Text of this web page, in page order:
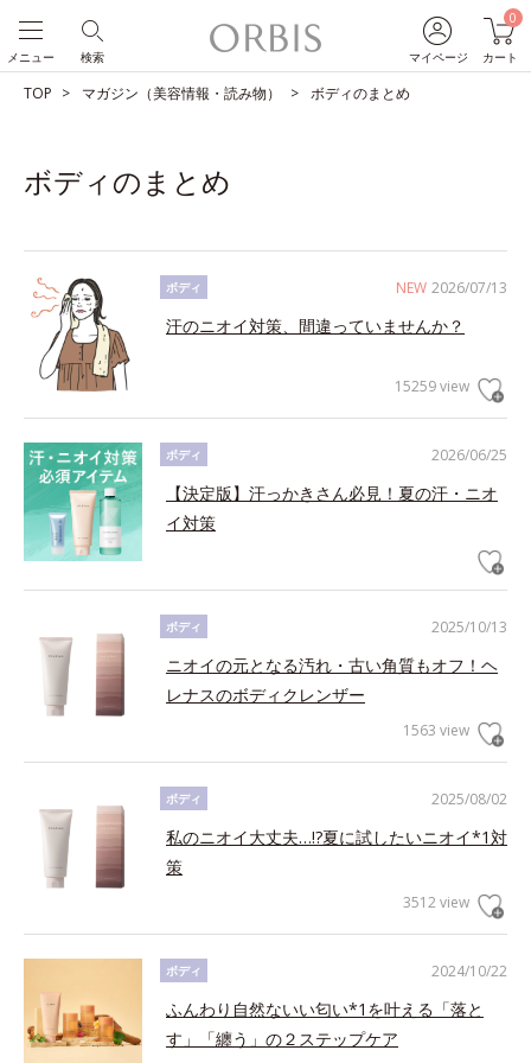
マイページ
0
カート
検索
メニュー
TOP マガジン（美容情報・読み物） ボディのまとめ
ボディのまとめ
NEW 2026/07/13
ボディ
汗のニオイ対策、間違っていませんか？
15259 view
2026/06/25
ボディ
【決定版】汗っかきさん必見！夏の汗・ニオ
イ対策
2025/10/13
ボディ
ニオイの元となる汚れ・古い角質もオフ！ヘ
レナスのボディクレンザー
1563 view
2025/08/02
ボディ
私のニオイ大丈夫…!?夏に試したいニオイ*1対
策
3512 view
2024/10/22
ボディ
ふんわり自然ないい匂い*1を叶える「落と
す」「纏う」の２ステップケア